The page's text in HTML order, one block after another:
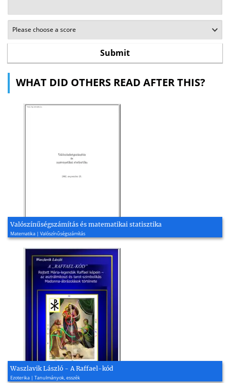
WHAT DID OTHERS READ AFTER THIS?
Valószínűségszámítás és matematikai statisztika
Matematika | Valószínűségszámítás
Waszlavik László - A Raffael-kód
Ezoterika | Tanulmányok, esszék